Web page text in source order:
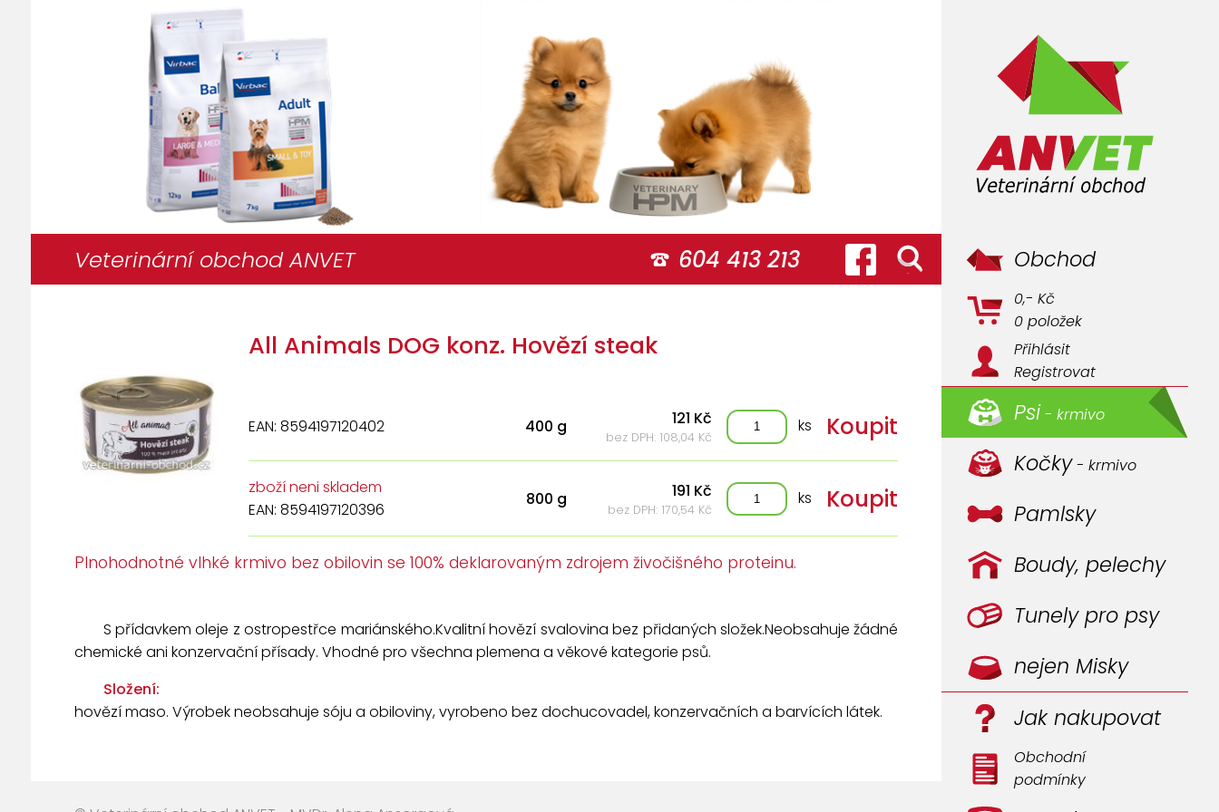
Veterinární obchod ANVET 604 413 213 Obchod
0,- Kč
0 položek
Přihlásit
Registrovat
Psi - krmivo
Kočky- krmivo
Pamlsky
Boudy, pelechy
Tunely pro psy
nejen Misky
Jak nakupovat
Obchodní
podmínky
All Animals DOG konz. Hovězí steak
EAN: 8594197120402 400 g 121 Kč
bez DPH: 108,04 Kč
ks Koupit
zboží neni skladem
EAN: 8594197120396
800 g 191 Kč
bez DPH: 170,54 Kč
ks Koupit
Plnohodnotné vlhké krmivo bez obilovin se 100% deklarovaným zdrojem živočišného proteinu.
S přídavkem oleje z ostropestřce mariánského.Kvalitní hovězí svalovina bez přidaných složek.Neobsahuje žádné
chemické ani konzervační přísady. Vhodné pro všechna plemena a věkové kategorie psů.
Složení:
hovězí maso. Výrobek neobsahuje sóju a obiloviny, vyrobeno bez dochucovadel, konzervačních a barvících látek.